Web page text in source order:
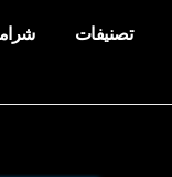
تصنيفات